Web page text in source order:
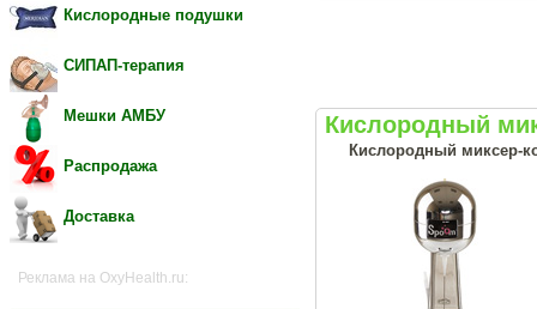
Кислородные подушки
СИПАП-терапия
Мешки АМБУ
Распродажа
Доставка
Реклама на OxyHealth.ru:
Кислородный
Кислородный миксер-